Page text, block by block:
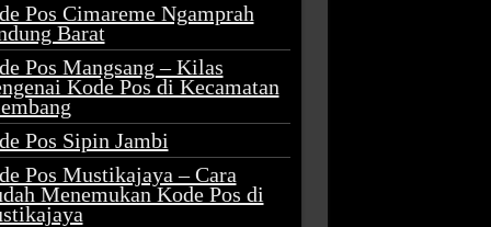
Pos Cimareme Ngamprah
Barat
Pos Mangsang – Kilas
Kode Pos di Kecamatan
Pos Sipin Jambi
Pos Mustikajaya – Cara
Menemukan Kode Pos di